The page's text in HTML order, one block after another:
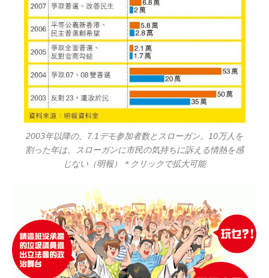
2003年以降の、7.1デモ参加者数とスローガン。10万人を
割った年は、スローガンに市民の気持ちに訴える情熱を感
じない（明報）＊クリックで拡大可能